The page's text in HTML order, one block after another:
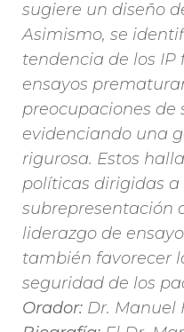
sugiere un diseño
Asimismo, se
tendencia de los
ensayos
preocupaciones de
evidenciando una
rigurosa. Estos
políticas dirigidas
subrepresentación
liderazgo de
también favorecer
seguridad de los
Orador: Dr. Manuel